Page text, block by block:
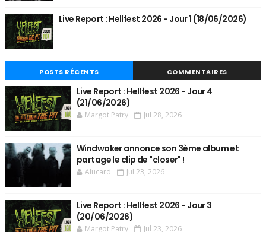
Live Report : Hellfest 2026 - Jour 1 (18/06/2026)
POSTS RÉCENTS COMMENTAIRES
Live Report : Hellfest 2026 - Jour 4
(21/06/2026)
Margot Patry Jul 28, 2026
Windwaker annonce son 3ème album et
partage le clip de "closer" !
Alucard Jul 23, 2026
Live Report : Hellfest 2026 - Jour 3
(20/06/2026)
Margot Patry Jul 23, 2026